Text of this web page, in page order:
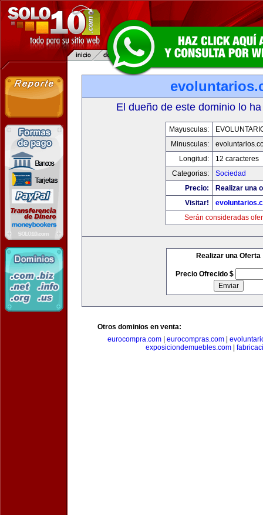
El dueño de este dominio lo
Mayusculas:
Minusculas:
Longitud:
12 caracteres
Categorias:
Sociedad
Precio:
Realizar una
Visitar!
Serán consideradas
Realizar una Oferta
Precio Ofrecido $
Otros dominios en venta:
eurocompra.com| eurocompras.com|
exposiciondemuebles.com|